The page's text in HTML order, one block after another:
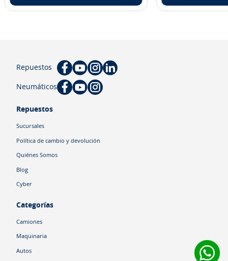
Repuestos
Neumáticos
Repuestos
Sucursales
Política de cambio y devolución
Quiénes Somos
Blog
Cyber
Categorías
Camiones
Maquinaria
Autos